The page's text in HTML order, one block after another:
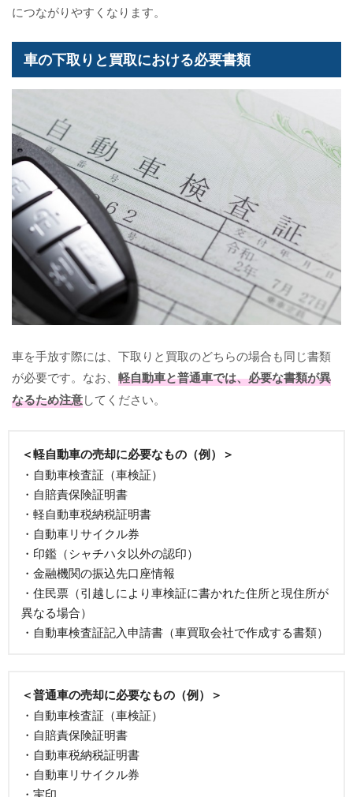
につながりやすくなります。
車の下取りと買取における必要書類
車を手放す際には、下取りと買取のどちらの場合も同じ書類
が必要です。なお、 軽自動車と普通車では、必要な書類が異
なるため注意してください。
＜軽自動車の売却に必要なもの（例）＞
・自動車検査証（車検証）
・自賠責保険証明書
・軽自動車税納税証明書
・自動車リサイクル券
・印鑑（シャチハタ以外の認印）
・金融機関の振込先口座情報
・住民票（引越しにより車検証に書かれた住所と現住所が
異なる場合）
・自動車検査証記入申請書（車買取会社で作成する書類）
＜普通車の売却に必要なもの（例）＞
・自動車検査証（車検証）
・自賠責保険証明書
・自動車税納税証明書
・自動車リサイクル券
・実印